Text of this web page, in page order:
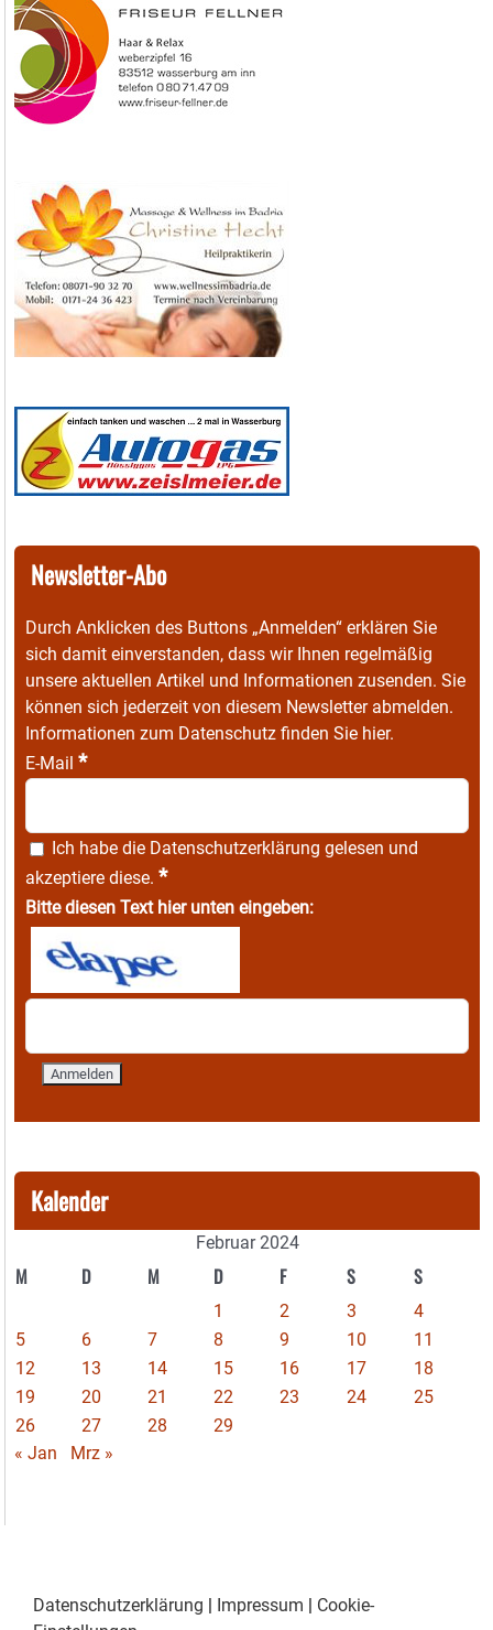
Newsletter-Abo
Durch Anklicken des Buttons „Anmelden“ erklären Sie
sich damit einverstanden, dass wir Ihnen regelmäßig
unsere aktuellen Artikel und Informationen zusenden. Sie
können sich jederzeit von diesem Newsletter abmelden.
Informationen zum Datenschutz finden Sie hier.
E-Mail *
Ich habe die Datenschutzerklärung gelesen und
akzeptiere diese. *
Bitte diesen Text hier unten eingeben:
Kalender
Februar 2024
M D M D F S S
1 2 3
4
5
6 7 8 9 10
11
12
13 14 15 16 17
18
19
20 21 22 23 24
25
26
27 28
29
« Jan
Mrz »
Datenschutzerklärung | Impressum | Cookie-